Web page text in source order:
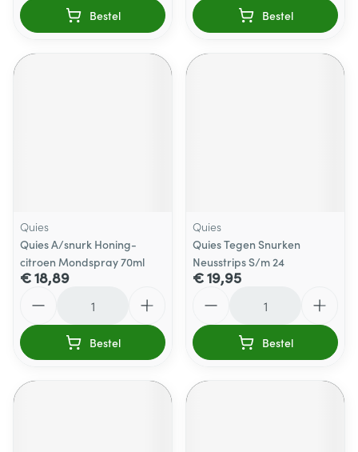
Bestel Bestel
Quies
Quies A/snurk Honing-
citroen Mondspray 70ml
€ 18,89
Bestel
Quies
Quies Tegen Snurken
Neusstrips S/m 24
€ 19,95
Bestel